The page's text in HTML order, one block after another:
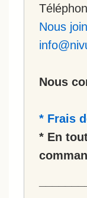
Nous
Nous
* Frais
* En